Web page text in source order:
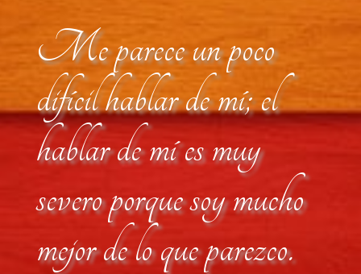
Me parece un poco
difícil hablar de mí; el
hablar de mí es muy
severo porque soy mucho
mejor de lo que parezco.